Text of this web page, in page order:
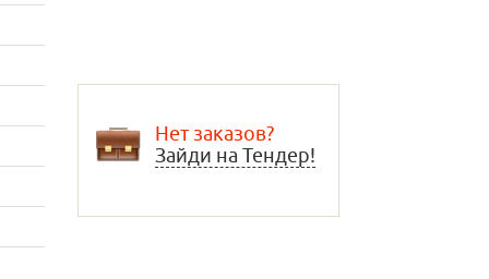
Нет заказов?
Зайди на Тендер!